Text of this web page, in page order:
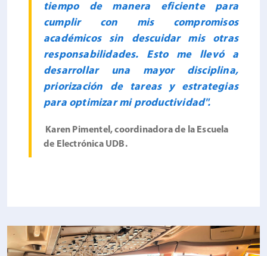
tiempo de manera eficiente para
cumplir con mis compromisos
académicos sin descuidar mis otras
responsabilidades. Esto me llevó a
desarrollar una mayor disciplina,
priorización de tareas y estrategias
para optimizar mi productividad".
Karen Pimentel, coordinadora de la Escuela
de Electrónica UDB.